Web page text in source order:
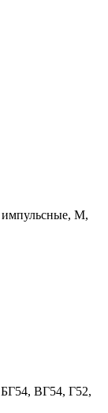
импульсные, М,
ВГ54, Г52,